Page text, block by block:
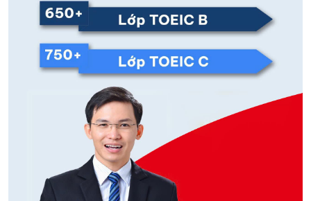
05.Thiên Ân
, 03/09/2025
Ân chấm cho Minh Anh
23. Isn't there a Limit on travel expenses? Đây là câu
hỏi Yes/No
(A) To fix the vending machine.( trả lời cho câu hỏi
“What for?”)
(B) One hundred dollars per day(Chọn B)
(C) Next to the travel agency.(Trả lời cho câu hỏi
24. When should I tell the director that I’m interested
in the management position?(hỏi địa điểm)
(A) Yes, we’re extending our business hours.(dùng
câu Yes/No có vẻ hợp lý nhưng không ăn nhập.)